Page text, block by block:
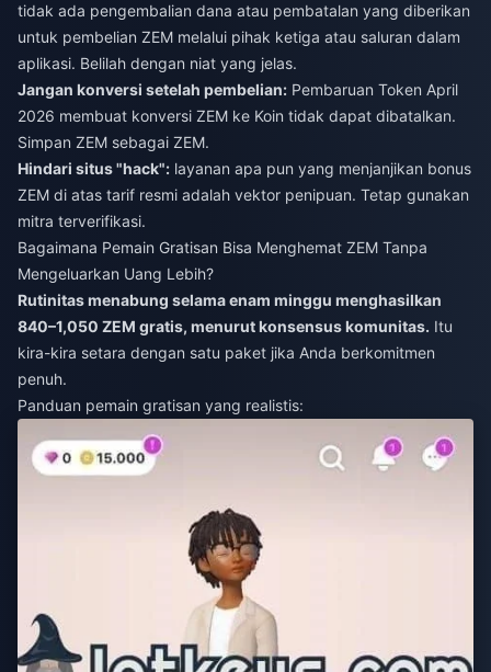
tidak ada pengembalian dana atau pembatalan yang diberikan
untuk pembelian ZEM melalui pihak ketiga atau saluran dalam
aplikasi. Belilah dengan niat yang jelas.
Jangan konversi setelah pembelian: Pembaruan Token April
2026 membuat konversi ZEM ke Koin tidak dapat dibatalkan.
Simpan ZEM sebagai ZEM.
Hindari situs "hack": layanan apa pun yang menjanjikan bonus
ZEM di atas tarif resmi adalah vektor penipuan. Tetap gunakan
mitra terverifikasi.
Bagaimana Pemain Gratisan Bisa Menghemat ZEM Tanpa
Mengeluarkan Uang Lebih?
Rutinitas menabung selama enam minggu menghasilkan
840–1,050 ZEM gratis, menurut konsensus komunitas. Itu
kira-kira setara dengan satu paket jika Anda berkomitmen
penuh.
Panduan pemain gratisan yang realistis: